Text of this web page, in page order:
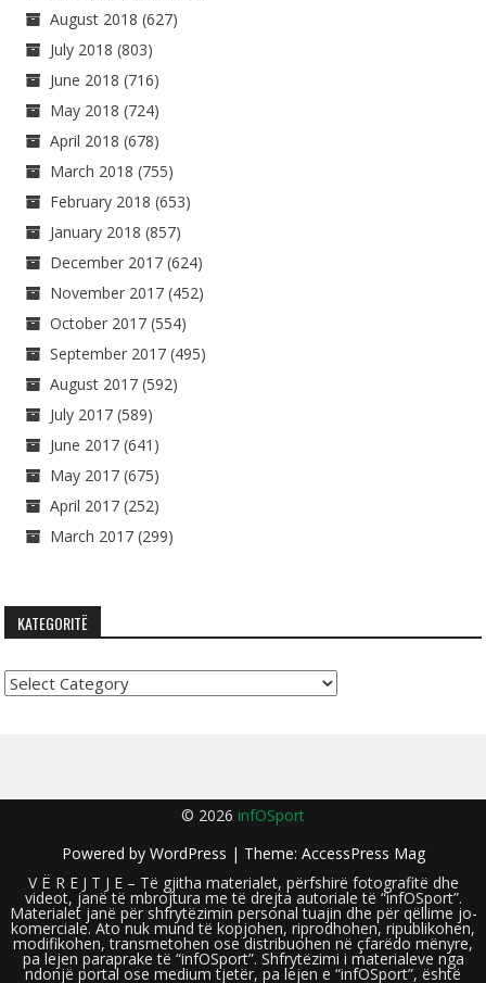
August 2018 (627)
July 2018 (803)
June 2018 (716)
May 2018 (724)
April 2018 (678)
March 2018 (755)
February 2018 (653)
January 2018 (857)
December 2017 (624)
November 2017 (452)
October 2017 (554)
September 2017 (495)
August 2017 (592)
July 2017 (589)
June 2017 (641)
May 2017 (675)
April 2017 (252)
March 2017 (299)
KATEGORITË
Kategoritë
© 2026 infOSport
Powered by WordPress | Theme: AccessPress Mag
V Ë R E J T J E – Të gjitha materialet, përfshirë fotografitë dhe
videot, janë të mbrojtura me të drejta autoriale të “infOSport”.
Materialet janë për shfrytëzimin personal tuajin dhe për qëllime jo-
komerciale. Ato nuk mund të kopjohen, riprodhohen, ripublikohen,
modifikohen, transmetohen ose distribuohen në çfarëdo mënyre,
pa lejen paraprake të “infOSport”. Shfrytëzimi i materialeve nga
ndonjë portal ose medium tjetër, pa lejen e “infOSport”, është